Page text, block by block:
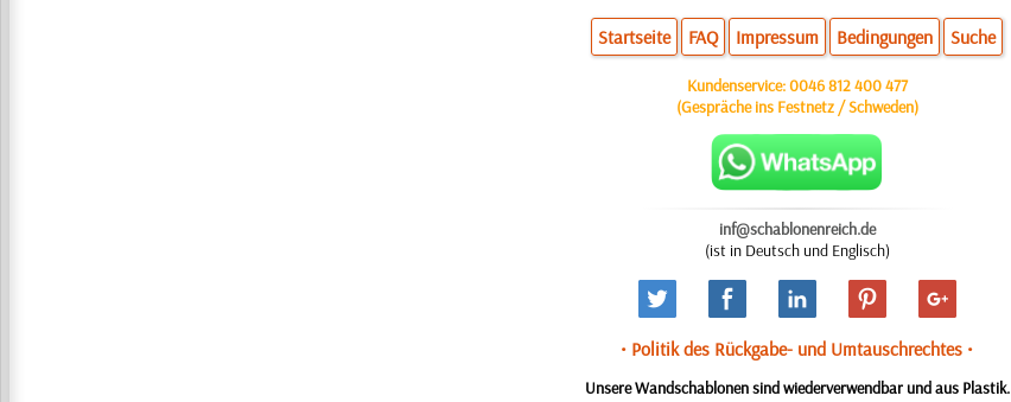
Startseite FAQ Impressum Bedingungen Suche
Kundenservice:0046 812 400 477
(Gespräche ins Festnetz / Schweden)
inf@schablonenreich.de
(ist in Deutsch und Englisch)
• Politik des Rückgabe- und Umtauschrechtes •
Unsere Wandschablonen sind wiederverwendbar und aus Plastik.